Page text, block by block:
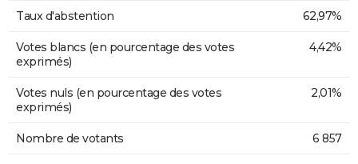
Taux d'abstention 62,97%
Votes blancs (en pourcentage des votes
exprimés)
4,42%
Votes nuls (en pourcentage des votes
exprimés)
2,01%
Nombre de votants 6 857